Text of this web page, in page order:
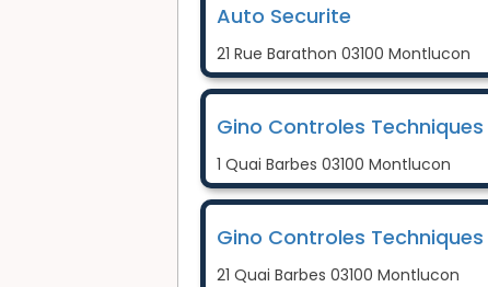
Auto Securite
21 Rue Barathon 03100 Montlucon
Gino Controles
1 Quai Barbes 03100 Montlucon
Gino Controles
21 Quai Barbes 03100 Montlucon